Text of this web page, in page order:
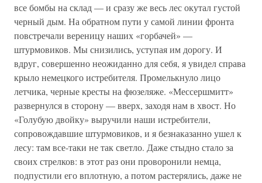
все бомбы на склад — и сразу же весь лес окутал густой
черный дым. На обратном пути у самой линии фронта
повстречали вереницу наших «горбачей» —
штурмовиков. Мы снизились, уступая им дорогу. И
вдруг, совершенно неожиданно для себя, я увидел справа
крыло немецкого истребителя. Промелькнуло лицо
летчика, черные кресты на фюзеляже. «Мессершмитт»
развернулся в сторону — вверх, заходя нам в хвост. Но
«Голубую двойку» выручили наши истребители,
сопровождавшие штурмовиков, и я безнаказанно ушел к
лесу: там все-таки не так светло. Даже стыдно стало за
своих стрелков: в этот раз они проворонили немца,
подпустили его вплотную, а потом растерялись, даже не